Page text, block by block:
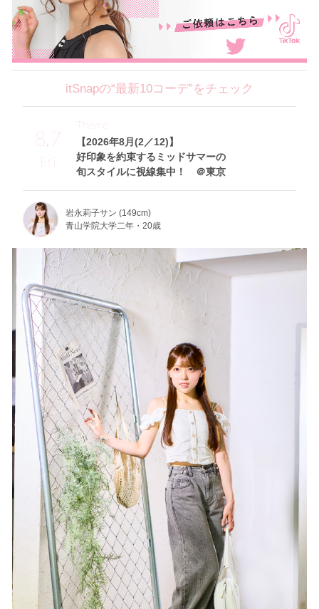
itSnapの“最新10コーデ”をチェック
8.7
Fri
【2026年8月(2／12)】
好印象を約束するミッドサマーの
旬スタイルに視線集中！ ＠東京
Theme
岩永莉子サン (149cm)
青山学院大学二年・20歳